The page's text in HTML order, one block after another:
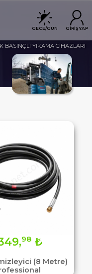
GECE/GÜN GİRİŞ YAP
BASINÇLI YIKAMA CİHAZLARI
(8 Metre)
98 ₺